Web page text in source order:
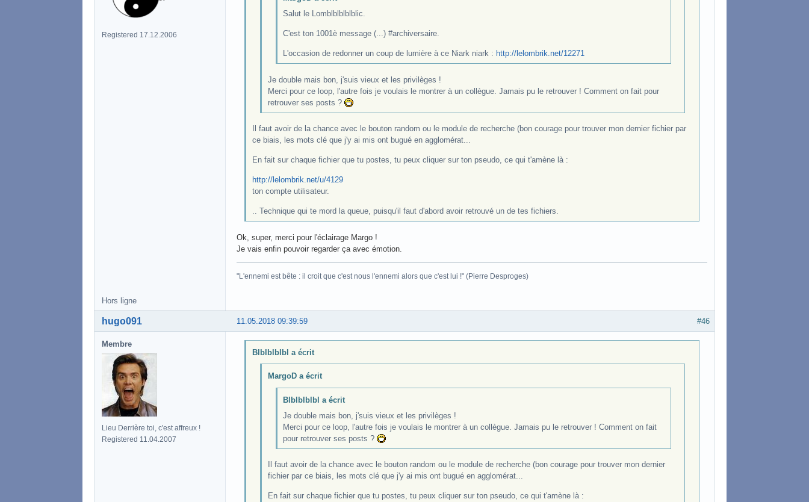
Registered 17.12.2006
Salut le Lomblblblblblic.
C'est ton 1001è message (...) #archiversaire.
L'occasion de redonner un coup de lumière à ce Niark niark : http://lelombrik.net/12271
Je double mais bon, j'suis vieux et les privilèges !
Merci pour ce loop, l'autre fois je voulais le montrer à un collègue. Jamais pu le retrouver ! Comment on fait pour
retrouver ses posts ?
Il faut avoir de la chance avec le bouton random ou le module de recherche (bon courage pour trouver mon dernier fichier par
ce biais, les mots clé que j'y ai mis ont bugué en agglomérat...
En fait sur chaque fichier que tu postes, tu peux cliquer sur ton pseudo, ce qui t'amène là :
http://lelombrik.net/u/4129
ton compte utilisateur.
.. Technique qui te mord la queue, puisqu'il faut d'abord avoir retrouvé un de tes fichiers.
Ok, super, merci pour l'éclairage Margo !
Je vais enfin pouvoir regarder ça avec émotion.
"L'ennemi est bête : il croit que c'est nous l'ennemi alors que c'est lui !" (Pierre Desproges)
Hors ligne
#46
11.05.2018 09:39:59
hugo091
Membre
Lieu Derrière toi, c'est affreux !
Registered 11.04.2007
Blblblblbl a écrit
MargoD a écrit
Blblblblbl a écrit
Je double mais bon, j'suis vieux et les privilèges !
Merci pour ce loop, l'autre fois je voulais le montrer à un collègue. Jamais pu le retrouver ! Comment on fait
pour retrouver ses posts ?
Il faut avoir de la chance avec le bouton random ou le module de recherche (bon courage pour trouver mon dernier
fichier par ce biais, les mots clé que j'y ai mis ont bugué en agglomérat...
En fait sur chaque fichier que tu postes, tu peux cliquer sur ton pseudo, ce qui t'amène là :